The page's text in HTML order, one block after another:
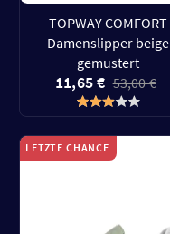
TOPWAY COMFORT
Damenslipper beige
gemustert
11,65 € 53,00 €
LETZTE CHANCE